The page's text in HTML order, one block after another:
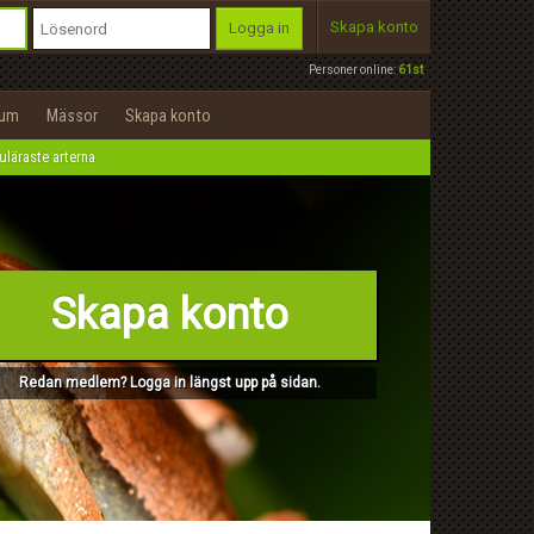
Personer online:61st
Logga in Skapa konto
Mässor Skapa konto
arterna
Skapa konto
Redan medlem? Logga in längst upp på sidan.